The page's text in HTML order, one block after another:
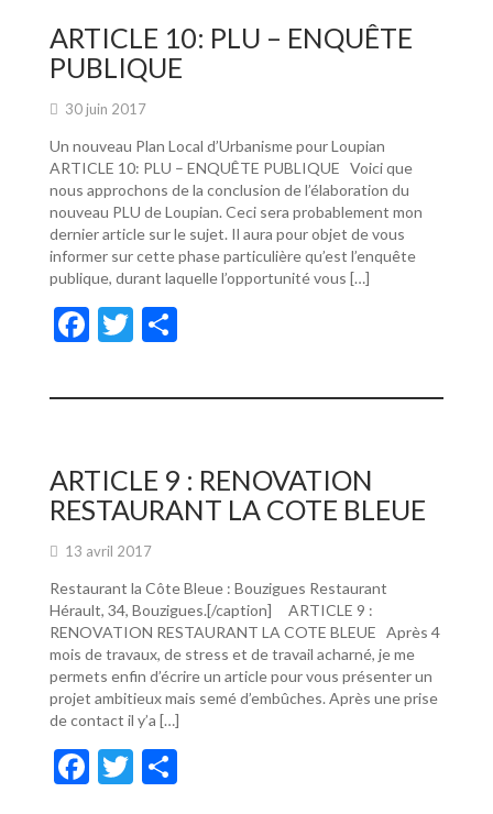
o
o
k
er
ARTICLE 10: PLU – ENQUÊTE
PUBLIQUE
30 juin 2017
Un nouveau Plan Local d’Urbanisme pour Loupian
ARTICLE 10: PLU – ENQUÊTE PUBLIQUE Voici que
nous approchons de la conclusion de l’élaboration du
nouveau PLU de Loupian. Ceci sera probablement mon
dernier article sur le sujet. Il aura pour objet de vous
informer sur cette phase particulière qu’est l’enquête
publique, durant laquelle l’opportunité vous […]
F
e
o
o
k
T
itt ta
er
ARTICLE 9 : RENOVATION
RESTAURANT LA COTE BLEUE
13 avril 2017
Restaurant la Côte Bleue : Bouzigues Restaurant
Hérault, 34, Bouzigues.[/caption] ARTICLE 9 :
RENOVATION RESTAURANT LA COTE BLEUE Après 4
mois de travaux, de stress et de travail acharné, je me
permets enfin d’écrire un article pour vous présenter un
projet ambitieux mais semé d’embûches. Après une prise
de contact il y’a […]
F
T